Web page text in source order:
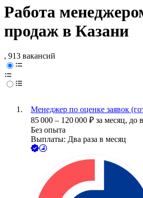
Работа
продаж в Казани
, 913 вакансий
Менеджер по оценке заявок
85 000 – 120 000 ₽ за месяц, до
Без опыта
Выплаты: Два раза в месяц